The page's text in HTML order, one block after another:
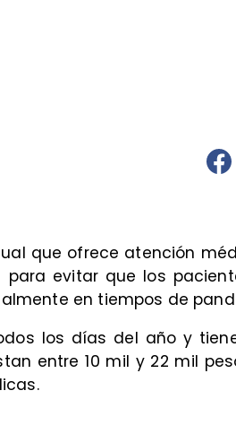
que ofrece atención
evitar que los
en tiempos de
los días del año y
entre 10 mil y 22 mil